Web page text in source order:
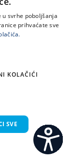
CROATIAN
svrhe poboljšanja
prihvaćate sve
KOLAČIĆI
SVE